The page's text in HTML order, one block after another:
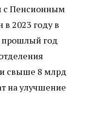
с Пенсионным
2023 году в
прошлый год
свыше 8 млрд
на улучшение